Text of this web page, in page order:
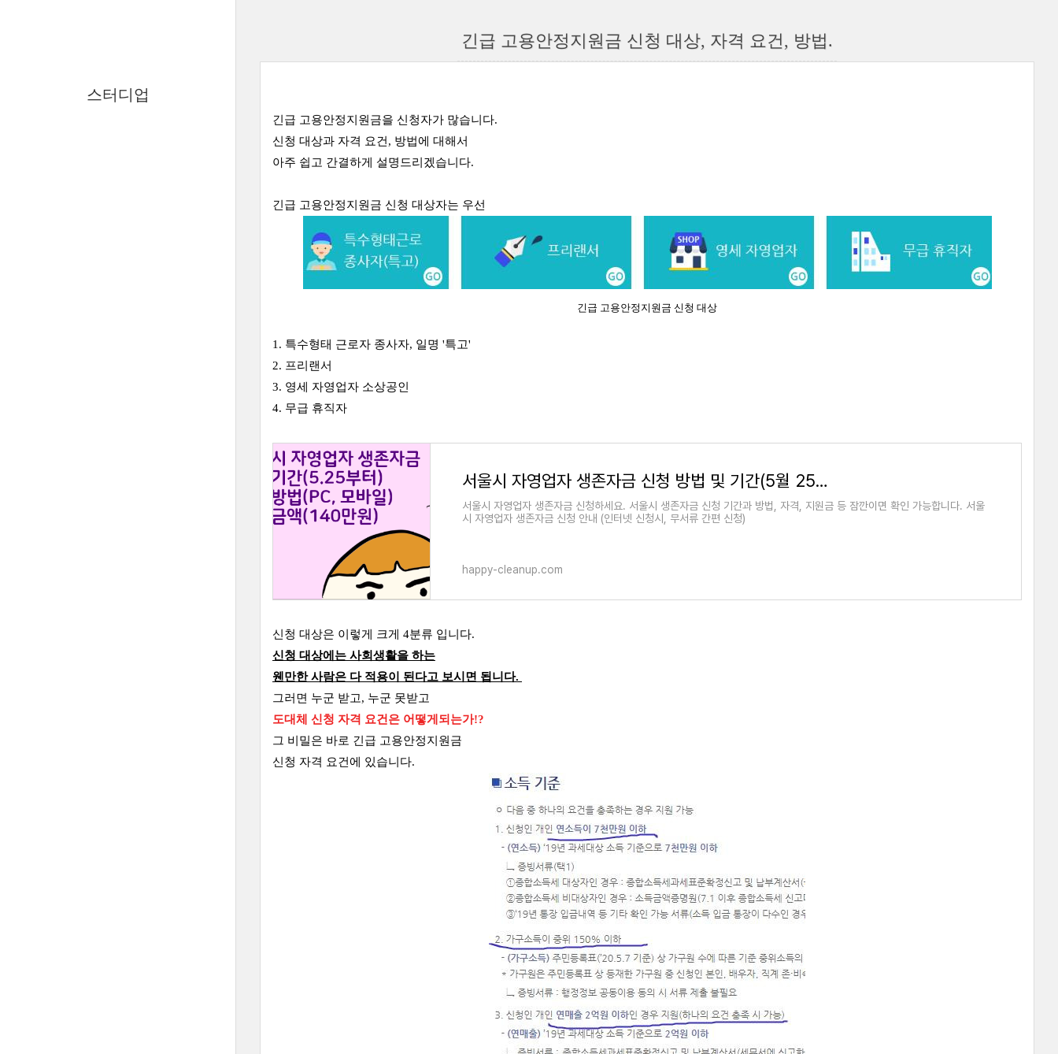
스터디업
긴급 고용안정지원금 신청 대상, 자격 요건, 방법.
긴급 고용안정지원금을 신청자가 많습니다.
신청 대상과 자격 요건, 방법에 대해서
아주 쉽고 간결하게 설명드리겠습니다.
긴급 고용안정지원금 신청 대상자는 우선
긴급 고용안정지원금 신청 대상
1. 특수형태 근로자 종사자, 일명 '특고'
2. 프리랜서
3. 영세 자영업자 소상공인
4. 무급 휴직자
서울시 자영업자 생존자금 신청 방법 및 기간(5월 25일부터)
서울시 자영업자 생존자금 신청하세요. 서울시 생존자금 신청 기간과 방법, 자격, 지원금 등 잠깐이면 확인 가능합니다. 서울
시 자영업자 생존자금 신청 안내 (인터넷 신청시, 무서류 간편 신청)
happy-cleanup.com
신청 대상은 이렇게 크게 4분류 입니다.
신청 대상에는 사회생활을 하는
웬만한 사람은 다 적용이 된다고 보시면 됩니다.
그러면 누군 받고, 누군 못받고
도대체 신청 자격 요건은 어떻게되는가!?
그 비밀은 바로 긴급 고용안정지원금
신청 자격 요건에 있습니다.